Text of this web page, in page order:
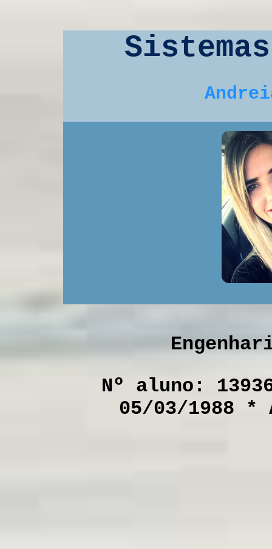
Nº aluno:
05/03/1988